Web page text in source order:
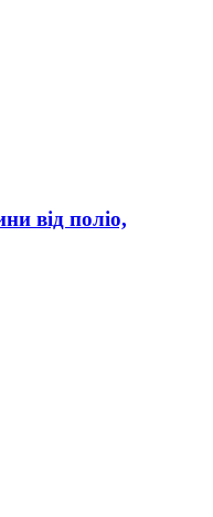
від поліо,